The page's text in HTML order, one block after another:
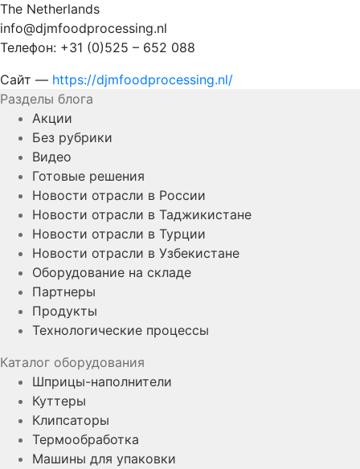
The Netherlands
info@djmfoodprocessing.nl
Телефон: +31 (0)525 – 652 088
Сайт — https://djmfoodprocessing.nl/
Разделы блога
Акции
Без рубрики
Видео
Готовые решения
Новости отрасли в России
Новости отрасли в Таджикистане
Новости отрасли в Турции
Новости отрасли в Узбекистане
Оборудование на складе
Партнеры
Продукты
Технологические процессы
Каталог оборудования
Шприцы-наполнители
Куттеры
Клипсаторы
Термообработка
Машины для упаковки